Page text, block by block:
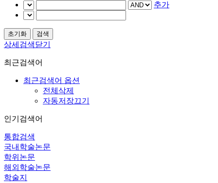
추가
상세검색닫기
최근검색어
최근검색어 옵션
전체삭제
자동저장끄기
인기검색어
통합검색
국내학술논문
학위논문
해외학술논문
학술지